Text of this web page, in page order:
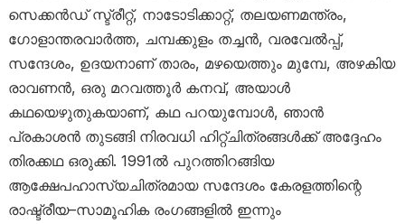
സെക്കൻഡ് സ്ട്രീറ്റ്, നാടോടിക്കാറ്റ്, തലയണമന്ത്രം,
ഗോളാന്തരവാർത്ത, ചമ്പക്കുളം തച്ചൻ, വരവേൽപ്പ്,
സന്ദേശം, ഉദയനാണ് താരം, മഴയെത്തും മുമ്പേ, അഴകിയ
രാവണൻ, ഒരു മറവത്തൂർ കനവ്, അയാൾ
കഥയെഴുതുകയാണ്, കഥ പറയുമ്പോൾ, ഞാൻ
പ്രകാശൻ തുടങ്ങി നിരവധി ഹിറ്റ്ചിത്രങ്ങൾക്ക് അദ്ദേഹം
തിരക്കഥ ഒരുക്കി. 1991ൽ പുറത്തിറങ്ങിയ
ആക്ഷേപഹാസ്യചിത്രമായ സന്ദേശം കേരളത്തിന്റെ
രാഷ്ട്രീയ–സാമൂഹിക രംഗങ്ങളിൽ ഇന്നും